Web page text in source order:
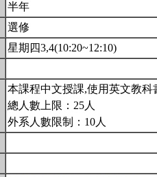
半年
選修
星期四3,4(10:20~12:10)
本課程中文授課,使用英文教
總人數上限：25人
外系人數限制：10人